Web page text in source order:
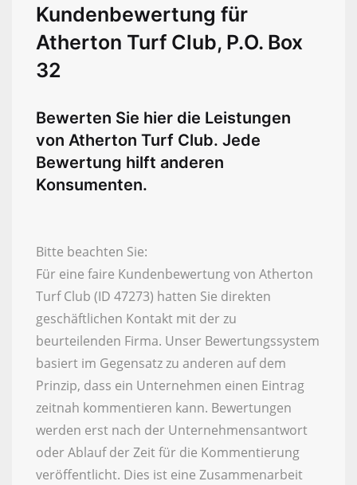
Kundenbewertung für
Atherton Turf Club, P.O. Box
32
Bewerten Sie hier die Leistungen
von Atherton Turf Club. Jede
Bewertung hilft anderen
Konsumenten.
Bitte beachten Sie:
Für eine faire Kundenbewertung von Atherton
Turf Club (ID 47273) hatten Sie direkten
geschäftlichen Kontakt mit der zu
beurteilenden Firma. Unser Bewertungssystem
basiert im Gegensatz zu anderen auf dem
Prinzip, dass ein Unternehmen einen Eintrag
zeitnah kommentieren kann. Bewertungen
werden erst nach der Unternehmensantwort
oder Ablauf der Zeit für die Kommentierung
veröffentlicht. Dies ist eine Zusammenarbeit